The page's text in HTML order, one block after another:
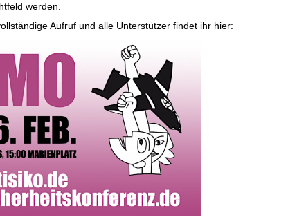
werden.
Aufruf und alle Unterstützer findet ihr hier: